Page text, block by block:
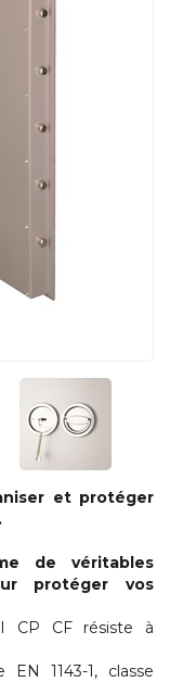
et protéger
de véritables
protéger vos
CP CF résiste à
1143-1, classe